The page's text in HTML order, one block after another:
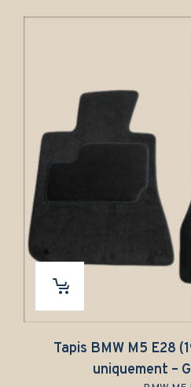
1988) Avant